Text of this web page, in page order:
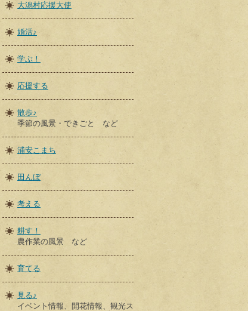
大潟村応援大使
婚活♪
学ぶ！
応援する
散歩♪
季節の風景・できごと など
浦安こまち
田んぼ
考える
耕す！
農作業の風景 など
育てる
見る♪
イベント情報、開花情報、観光ス